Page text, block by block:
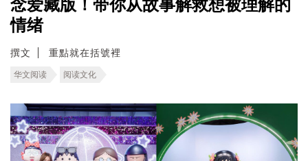
念爱藏版！带你从故事解救想被理解的
情绪
撰文 重點就在括號裡
华文阅读 阅读文化